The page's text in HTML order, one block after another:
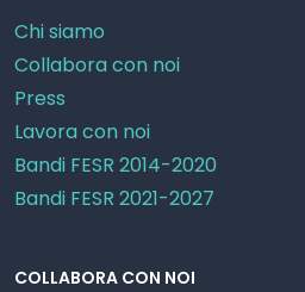
Chi siamo
Collabora con noi
Press
Lavora con noi
Bandi FESR 2014-2020
Bandi FESR 2021-2027
COLLABORA CON NOI